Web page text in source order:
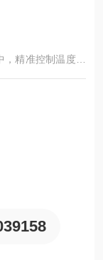
精准控制温度变
冷热台，
样本在不同温度